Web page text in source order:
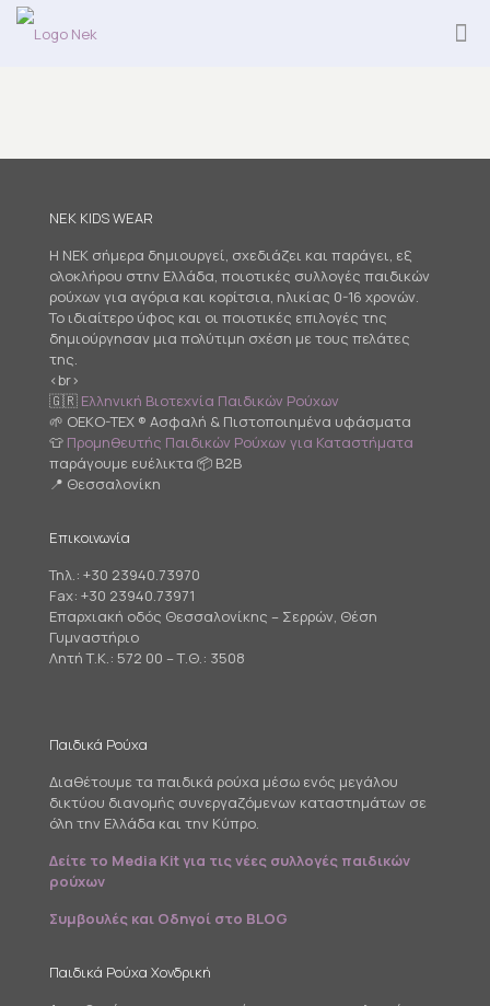
NEK KIDS WEAR
Η NEK σήμερα δημιουργεί, σχεδιάζει και παράγει, εξ
ολοκλήρου στην Ελλάδα, ποιοτικές συλλογές παιδικών
ρούχων για αγόρια και κορίτσια, ηλικίας 0-16 χρονών.
Το ιδιαίτερο ύφος και οι ποιοτικές επιλογές της
δημιούργησαν μια πολύτιμη σχέση με τους πελάτες
της.
<br>
🇬🇷 Ελληνική Βιοτεχνία Παιδικών Ρούχων
🌱 OEKO-TEX ® Ασφαλή & Πιστοποιημένα υφάσματα
👕 Προμηθευτής Παιδικών Ρούχων για Καταστήματα
παράγουμε ευέλικτα 📦 B2B
📍 Θεσσαλονίκη
Επικοινωνία
Τηλ.: +30 23940.73970
Fax: +30 23940.73971
Επαρχιακή οδός Θεσσαλονίκης – Σερρών, Θέση
Γυμναστήριο
Λητή Τ.Κ.: 572 00 – Τ.Θ.: 3508
Παιδικά Ρούχα
Διαθέτουμε τα παιδικά ρούχα μέσω ενός μεγάλου
δικτύου διανομής συνεργαζόμενων καταστημάτων σε
όλη την Ελλάδα και την Κύπρο.
Δείτε το Media Kit για τις νέες συλλογές παιδικών
ρούχων
Συμβουλές και Οδηγοί στο BLOG
Παιδικά Ρούχα Χονδρική